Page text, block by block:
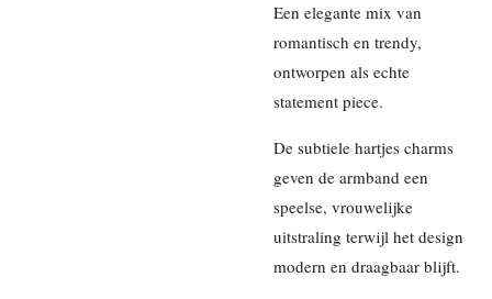
Een elegante mix van
romantisch en trendy,
ontworpen als echte
statement piece.
De subtiele hartjes charms
geven de armband een
speelse, vrouwelijke
uitstraling terwijl het design
modern en draagbaar blijft.